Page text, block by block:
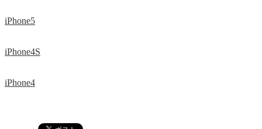
iPhone5
iPhone4S
iPhone4